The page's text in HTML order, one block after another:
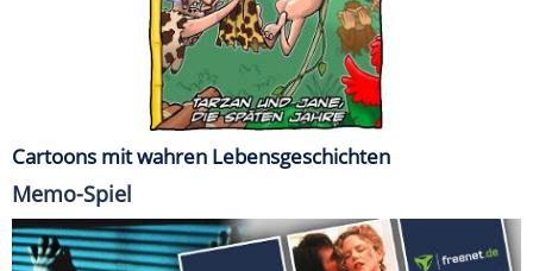
Cartoons mit wahren Lebensgeschichten
Memo-Spiel